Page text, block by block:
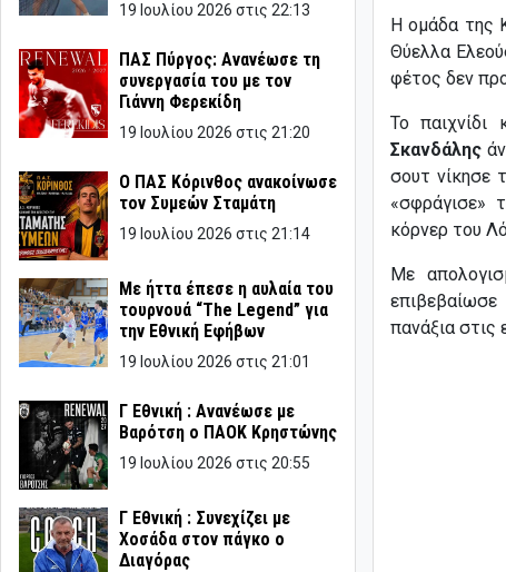
19 Ιουλίου 2026 στις 22:13
ΠΑΣ Πύργος: Ανανέωσε τη
συνεργασία του με τον
Γιάννη Φερεκίδη
19 Ιουλίου 2026 στις 21:20
Ο ΠΑΣ Κόρινθος ανακοίνωσε
τον Συμεών Σταμάτη
19 Ιουλίου 2026 στις 21:14
Με ήττα έπεσε η αυλαία του
τουρνουά “The Legend” για
την Εθνική Εφήβων
19 Ιουλίου 2026 στις 21:01
Γ Εθνική : Ανανέωσε με
Βαρότση ο ΠΑΟΚ Κρηστώνης
19 Ιουλίου 2026 στις 20:55
Γ Εθνική : Συνεχίζει με
Χοσάδα στον πάγκο ο
Διαγόρας
Η ομάδα της
Θύελλα
φέτος δεν
Το παιχνίδι
Σκανδάλης
σουτ νίκησε
«σφράγισε»
κόρνερ του
Με
πανάξια στις